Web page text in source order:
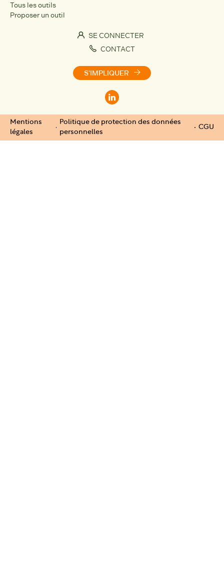
Tous les outils
Proposer un outil
SE CONNECTER
CONTACT
S'IMPLIQUER
Mentions
légales
Politique de protection des données
personnelles
CGU